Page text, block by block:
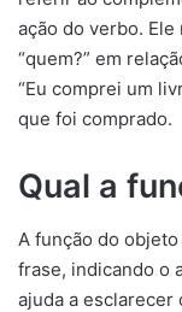
ação do verbo. Ele
“quem?” em
“Eu comprei um
que foi comprado.
Qual a
A função do
frase, indicando o
ajuda a esclarecer